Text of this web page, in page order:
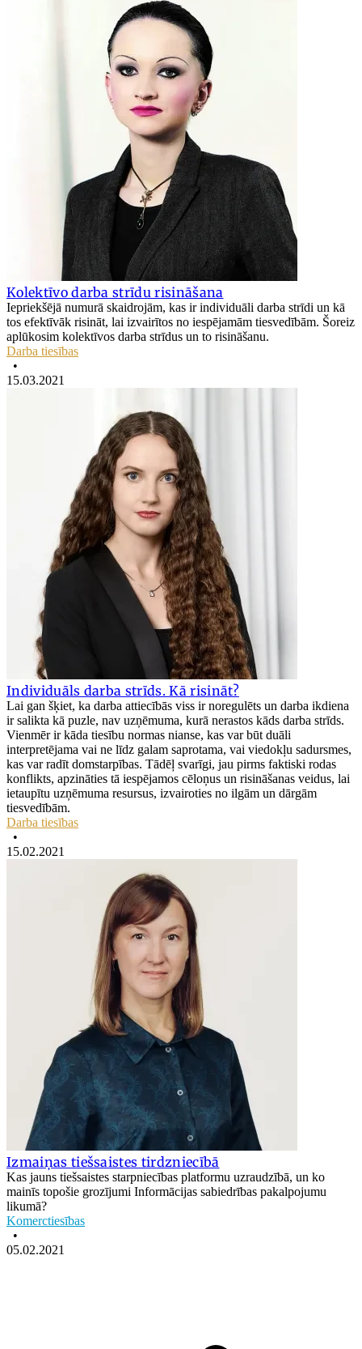
Kolektīvo darba strīdu risināšana
Iepriekšējā numurā skaidrojām, kas ir individuāli darba strīdi un kā
tos efektīvāk risināt, lai izvairītos no iespējamām tiesvedībām. Šoreiz
aplūkosim kolektīvos darba strīdus un to risināšanu.
Darba tiesības
•
15.03.2021
Individuāls darba strīds. Kā risināt?
Lai gan šķiet, ka darba attiecībās viss ir noregulēts un darba ikdiena
ir salikta kā puzle, nav uzņēmuma, kurā nerastos kāds darba strīds.
Vienmēr ir kāda tiesību normas nianse, kas var būt duāli
interpretējama vai ne līdz galam saprotama, vai viedokļu sadursmes,
kas var radīt domstarpības. Tādēļ svarīgi, jau pirms faktiski rodas
konflikts, apzināties tā iespējamos cēloņus un risināšanas veidus, lai
ietaupītu uzņēmuma resursus, izvairoties no ilgām un dārgām
tiesvedībām.
Darba tiesības
•
15.02.2021
Izmaiņas tiešsaistes tirdzniecībā
Kas jauns tiešsaistes starpniecības platformu uzraudzībā, un ko
mainīs topošie grozījumi Informācijas sabiedrības pakalpojumu
likumā?
Komerctiesības
•
05.02.2021